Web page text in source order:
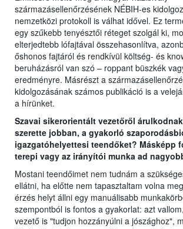
származásellenőrzésének NÉBIH-es
nemzetközi protokoll is válhat idővel. Ez
egy szűkebb tenyésztői réteget szolgál ki,
elterjedtebb lófajtával összehasonlítva,
őshonos fajtáról és rendkívül költség- és
beruházásról van szó – roppant büszkék
eredményre. Másrészt a
kidolgozásának számos publikáció is a
a hírünket.
Szavai sikerorientált vezetőről
szerette jobban, a gyakorló
igazgatóhelyettesi teendőket? Másképp
terepi vagy az irányítói munka ad
Mostani teendőimet nem tudnám a
ellátni, ha előtte nem tapasztaltam volna
érzés helyt állni egy manuálisabb
szempontból is fontos a gyakorlat: azt
vezető is "tudjon hozzányúlni a jószághoz",